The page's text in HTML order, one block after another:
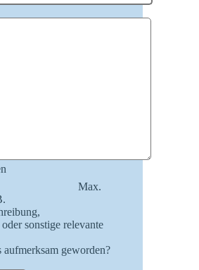
Max.
sonstige relevante
geworden?